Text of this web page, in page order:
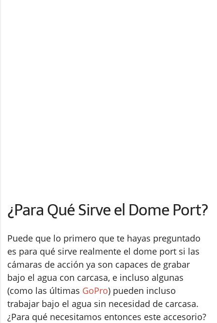
¿Para Qué Sirve el Dome Port?
Puede que lo primero que te hayas preguntado
es para qué sirve realmente el dome port si las
cámaras de acción ya son capaces de grabar
bajo el agua con carcasa, e incluso algunas
(como las últimas GoPro) pueden incluso
trabajar bajo el agua sin necesidad de carcasa.
¿Para qué necesitamos entonces este accesorio?